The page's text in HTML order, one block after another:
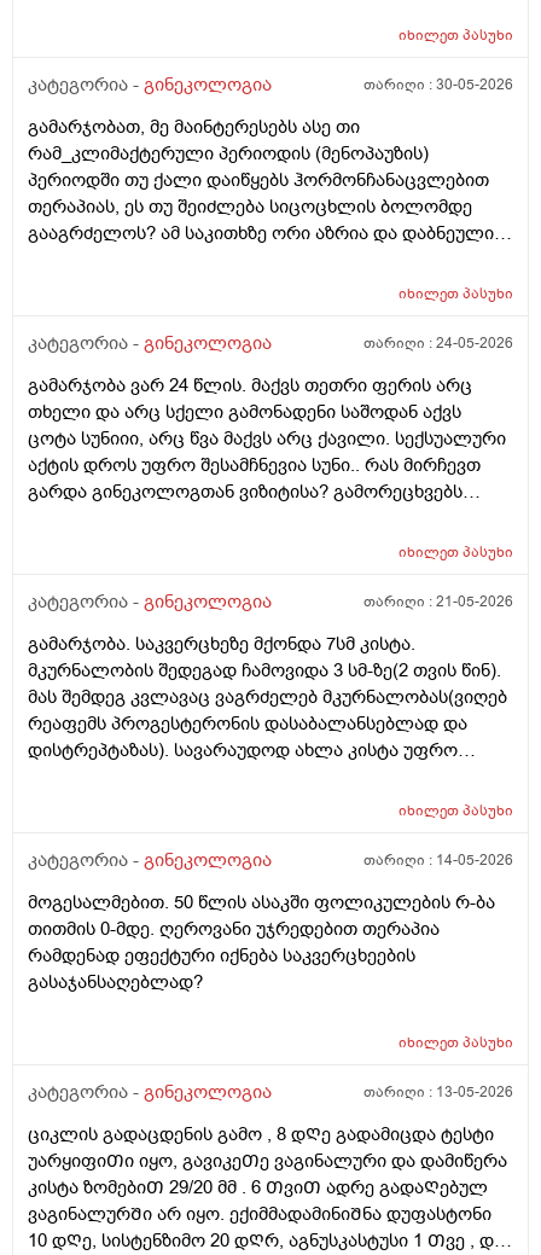
მოქმედებსო,2 კვირის წინ სხვა ქალაქში გავემგვაზრე
გავიკეთე ისევ უარყოფითია. შემდეგი 1 კვირის
განმავლობაში ვერ ვახერხებ მისვლას ექიმთან. არის
რაიმე შანსი ფეხმძიმობის? აზრი აქვს განმეორებით
ტესტს? მენტრუაცია რეგულარული მქონდა ხოლმე28-
30 დღე შუალედი.
იხილეთპასუხი
კატეგორია - გინეკოლოგია თარიღი :30-05-2026
გამარჯობათ, მე მაინტერესებს ასე თი
რამ_კლიმაქტერული პერიოდის (მენოპაუზის)
პერიოდში თუ ქალი დაიწყებს ჰორმონჩანაცვლებით
თერაპიას, ეს თუ შეიძლება სიცოცხლის ბოლომდე
გააგრძელოს? ამ საკითხზე ორი აზრია და დაბნეული
ჰორმონჩანაცვლებითი თერაპია (სიცოცხლის
დაავადებებსა და ალცჰაიმერის რისკს უმცირებს და
სიმსივნურ პროცესებს უწყობს ხელს (საშვილოსნო,
საკვერცხეები და უპირველესად, მკერდი). თუ
შეიძლება, მითხრათ_დიდი მადლობა
გულისხმიერებისთვის!
იხილეთპასუხი
კატეგორია - გინეკოლოგია თარიღი :24-05-2026
გამარჯობა ვარ 24 წლის. მაქვს თეთრი ფერის არც
თხელი და არც სქელი გამონადენი საშოდან აქვს
ცოტა სუნიიი, არც წვა მაქვს არც ქავილი. სექსუალური
აქტის დროს უფრო შესამჩნევია სუნი.. რას მირჩევთ
გარდა გინეკოლოგთან ვიზიტისა? გამორეცხვებს
მაინტერესებს პირიდან ამომდის რაღაცნაირი სუნი
იყოს?
იხილეთპასუხი
კატეგორია - გინეკოლოგია თარიღი :21-05-2026
გამარჯობა. საკვერცხეზე მქონდა 7სმ კისტა.
მკურნალობის შედეგად ჩამოვიდა 3 სმ-ზე(2 თვის წინ).
მას შემდეგ კვლავაც ვაგრძელებ მკურნალობას(ვიღებ
რეაფემს პროგესტერონის დასაბალანსებლად და
დისტრეპტაზას). სავარაუდოდ ახლა კისტა უფრო
ვიზიტი) მსურს აპარატული მასაჟის - ენდოსფერო
კეთდება და ვიბრაციის მეშვეობით აუმჯობესებს
მაინტერესებს, მუცლის არეზე დასაშვებია ეს
პროცედურა?
იხილეთპასუხი
კატეგორია - გინეკოლოგია თარიღი : 14-05-2026
მოგესალმებით. 50 წლის ასაკში ფოლიკულების რ-ბა
თითმის 0-მდე. ღეროვანი უჯრედებით თერაპია
რამდენად ეფექტური იქნება საკვერცხეების
გასაჯანსაღებლად?
იხილეთპასუხი
კატეგორია - გინეკოლოგია თარიღი : 13-05-2026
ციკლის გადაცდენის გამო , 8 დᲦე გადამიცდა ტესტი
უარყიფიᲗი იყო, გავიკეᲗე ვაგინალური და დამიწერა
კისტა ზომებიᲗ 29/20 მმ . 6 ᲗვიᲗ ადრე გადაᲦებულ
ვაგინალურᲨი არ იყო. ექიმმადამინიᲨნა დუფასტონი
10 დᲦე, სისტენზიმო 20 დᲦრ, აგნუსკასტუსი 1 Თვე , და